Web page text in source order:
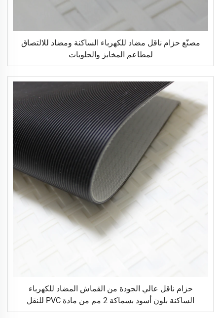
مصنّع حزام ناقل مضاد للكهرباء الساكنة ومضاد للالتصاق
لمطاعم المخابز والحلويات
حزام ناقل عالي الجودة من القماش المضاد للكهرباء
الساكنة بلون أسود بسماكة 2 مم من مادة PVC للنقل
اللوجستي مباشرة من المصنع